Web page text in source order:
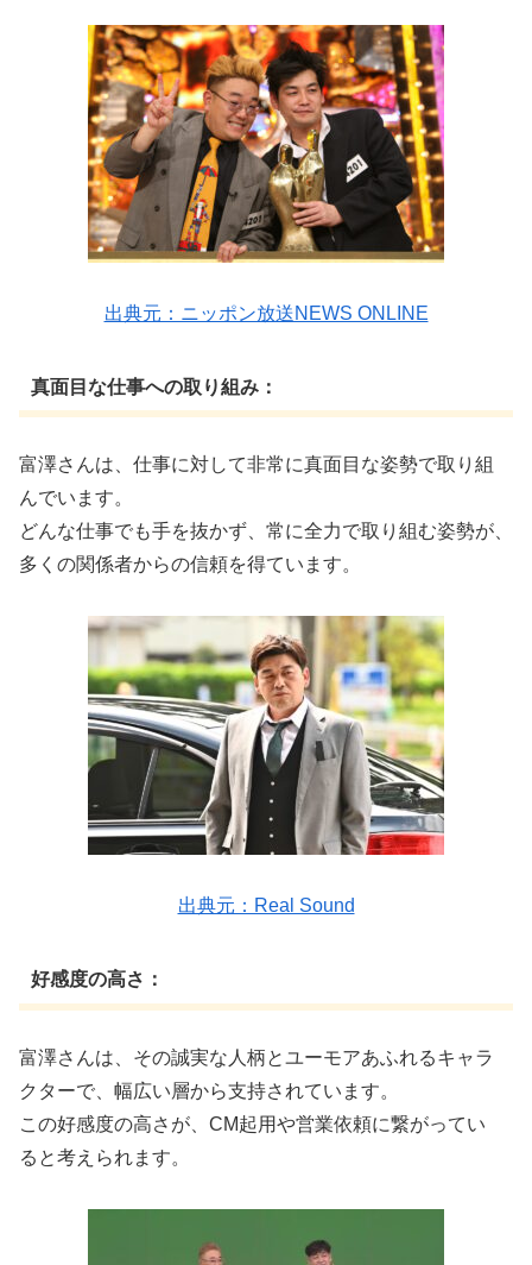
出典元：ニッポン放送NEWS ONLINE
真面目な仕事への取り組み：
富澤さんは、仕事に対して非常に真面目な姿勢で取り組
んでいます。
どんな仕事でも手を抜かず、常に全力で取り組む姿勢が、
多くの関係者からの信頼を得ています。
出典元：Real Sound
好感度の高さ：
富澤さんは、その誠実な人柄とユーモアあふれるキャラ
クターで、幅広い層から支持されています。
この好感度の高さが、CM起用や営業依頼に繋がってい
ると考えられます。